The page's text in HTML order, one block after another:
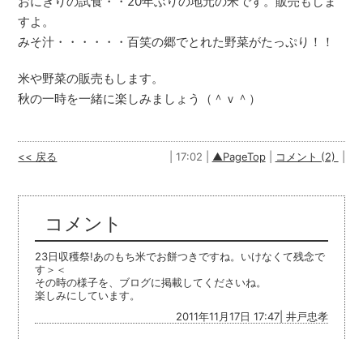
すよ。
みそ汁・・・・・・百笑の郷でとれた野菜がたっぷり！！
米や野菜の販売もします。
秋の一時を一緒に楽しみましょう（＾ｖ＾）
| 17:02 | ▲PageTop| コメント (2)
<< 戻る
コメント
23日収穫祭!あのもち米でお餅つきですね。いけなくて残念で
す＞＜
その時の様子を、ブログに掲載してくださいね。
楽しみにしています。
2011年11月17日 17:47| 井戸忠孝